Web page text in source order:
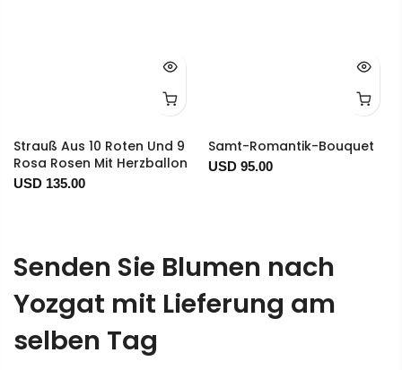
Strauß Aus 10 Roten Und 9
Rosa Rosen Mit Herzballon
USD 135.00
Samt-Romantik-Bouquet
USD 95.00
Senden Sie Blumen nach
Yozgat mit Lieferung am
selben Tag